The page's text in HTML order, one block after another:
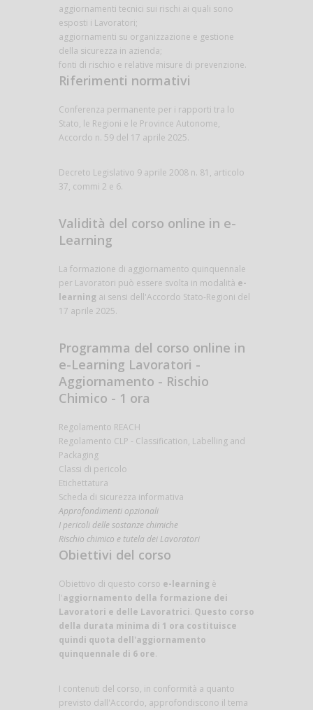
aggiornamenti tecnici sui rischi ai quali sono
esposti i Lavoratori;
aggiornamenti su organizzazione e gestione
della sicurezza in azienda;
fonti di rischio e relative misure di prevenzione.
Riferimenti normativi
Conferenza permanente per i rapporti tra lo
Stato, le Regioni e le Province Autonome,
Accordo n. 59 del 17 aprile 2025.
Decreto Legislativo 9 aprile 2008 n. 81, articolo
37, commi 2 e 6.
Validità del corso online in e-
Learning
La formazione di aggiornamento quinquennale
per Lavoratori può essere svolta in modalità e-
learning ai sensi dell'Accordo Stato-Regioni del
17 aprile 2025.
Programma del corso online in
e-Learning Lavoratori -
Aggiornamento - Rischio
Chimico - 1 ora
Regolamento REACH
Regolamento CLP - Classification, Labelling and
Packaging
Classi di pericolo
Etichettatura
Scheda di sicurezza informativa
Approfondimenti opzionali
I pericoli delle sostanze chimiche
Rischio chimico e tutela dei Lavoratori
Obiettivi del corso
Obiettivo di questo corso e-learning è
l'aggiornamento della formazione dei
Lavoratori e delle Lavoratrici. Questo corso
della durata minima di 1 ora costituisce
quindi quota dell'aggiornamento
quinquennale di 6 ore.
I contenuti del corso, in conformità a quanto
previsto dall'Accordo, approfondiscono il tema